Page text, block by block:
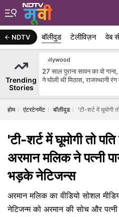
NDTV बॉलीवुड टेलीविज़न वेब
Trending
Stories
Bollywood
27 साल पुराना सावन का वो
ने घोली थी मिठास, राजस्थानी रंग
होम एंटरटेनमेंट बॉलीवुड 'टी-शर्ट में घूमोगी
'टी-शर्ट में घूमोगी तो
अरमान मलिक ने पत्नी
भड़के नेटिजन्स
अरमान मलिक का वीडियो सोशल
नेटिजन्म को अरमान की सोच और